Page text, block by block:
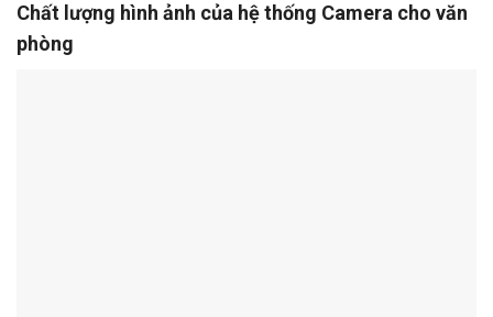
Chất lượng hình ảnh của hệ thống Camera cho văn
phòng